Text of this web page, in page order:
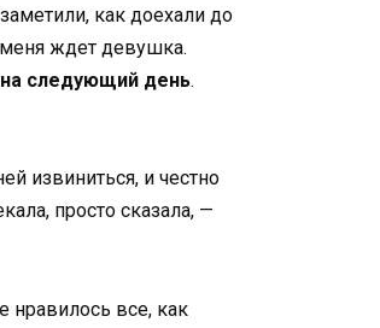
как доехали до
ждет девушка.
следующий день.
извиниться, и честно
просто сказала, —
нравилось все, как